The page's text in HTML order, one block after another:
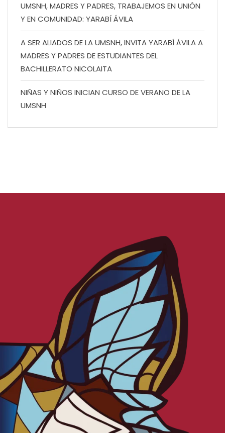
UMSNH, MADRES Y PADRES, TRABAJEMOS EN UNIÓN
Y EN COMUNIDAD: YARABÍ ÁVILA
A SER ALIADOS DE LA UMSNH, INVITA YARABÍ ÁVILA A
MADRES Y PADRES DE ESTUDIANTES DEL
BACHILLERATO NICOLAITA
NIÑAS Y NIÑOS INICIAN CURSO DE VERANO DE LA
UMSNH